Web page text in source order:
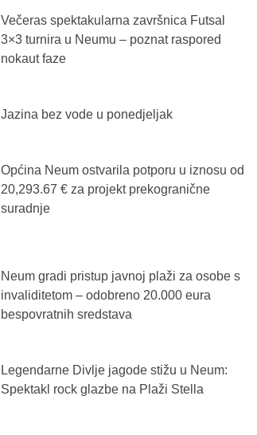
Večeras spektakularna završnica Futsal
3×3 turnira u Neumu – poznat raspored
nokaut faze
Jazina bez vode u ponedjeljak
Općina Neum ostvarila potporu u iznosu od
20,293.67 € za projekt prekogranične
suradnje
Neum gradi pristup javnoj plaži za osobe s
invaliditetom – odobreno 20.000 eura
bespovratnih sredstava
Legendarne Divlje jagode stižu u Neum:
Spektakl rock glazbe na Plaži Stella